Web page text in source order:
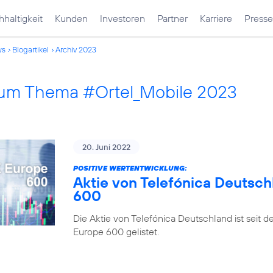
Kunden Investoren Partner Karriere Presse
Blogartikel Archiv 2023
Thema #Ortel_Mobile 2023
20. Juni 2022
POSITIVE WERTENTWICKLUNG:
Aktie von Telefónica
600
Die Aktie von Telefónica Deutschland ist seit
Europe 600 gelistet.